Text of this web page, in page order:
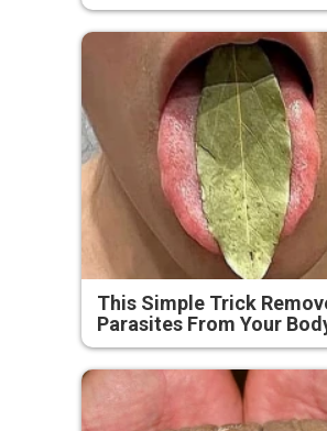
This Simple Trick
Parasites From Your